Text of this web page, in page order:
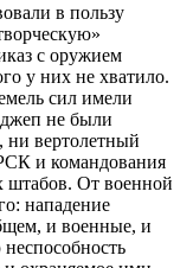
в пользу
с оружием
у них не хватило.
сил имели
не были
ни вертолетный
и командования
штабов. От военной
нападение
и военные, и